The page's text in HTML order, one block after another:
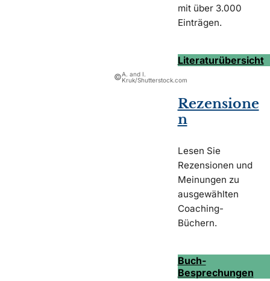
mit über 3.000
Einträgen.
Literaturübersicht
©A. and I.
Kruk/Shutterstock.com
Rezensione
n
Lesen Sie
Rezensionen und
Meinungen zu
ausgewählten
Coaching-
Büchern.
Buch-
Besprechungen